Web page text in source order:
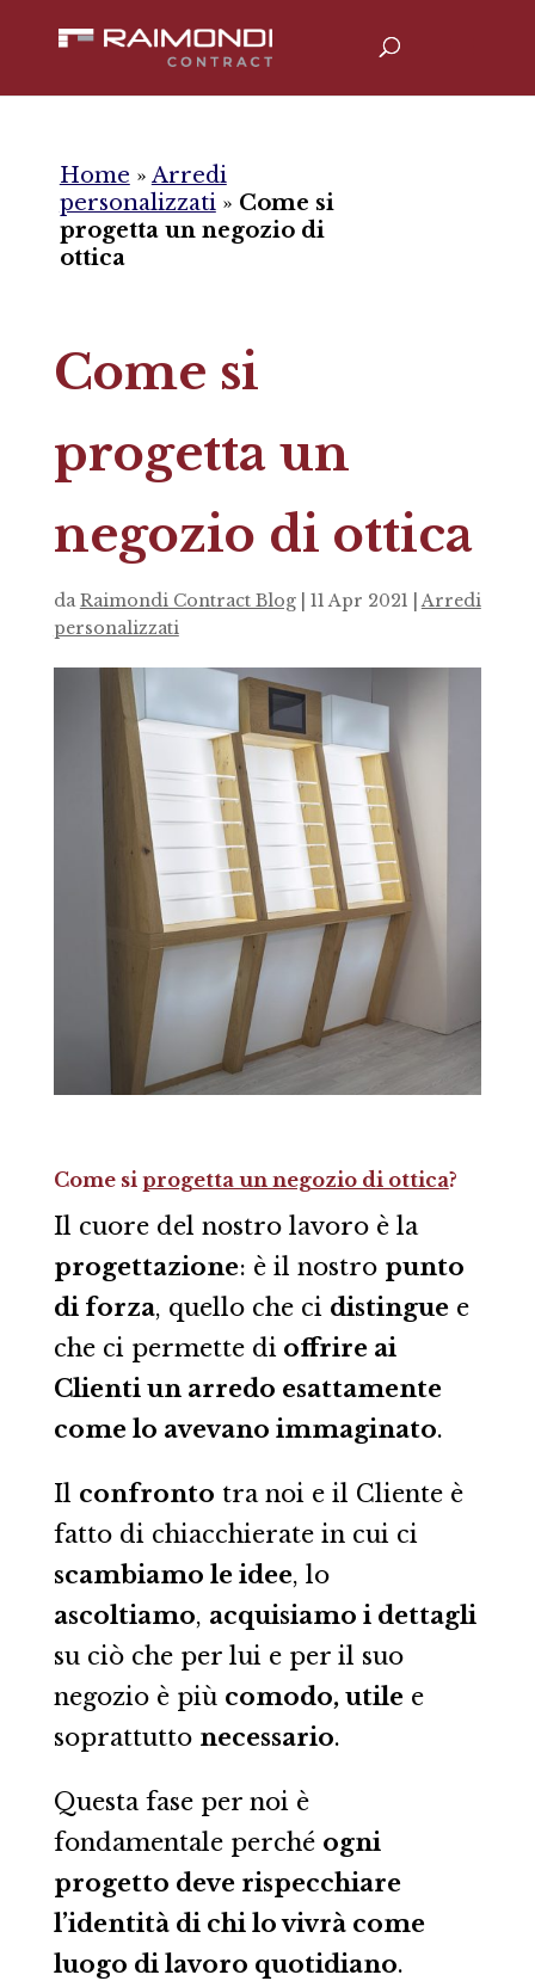
Home » Arredi
personalizzati» Come si
progetta un negozio di
ottica
Come si
progetta un
negozio di ottica
daRaimondi Contract Blog| 11 Apr 2021 |Arredi
personalizzati
Come si progetta un negozio di ottica?
Il cuore del nostro lavoro è la
progettazione: è il nostro punto
di forza, quello che ci distinguee
che ci permette dioffrire ai
Clienti un arredo esattamente
come lo avevano immaginato.
Il confronto tra noi e il Cliente è
fatto di chiacchierate in cui ci
scambiamo le idee, lo
ascoltiamo, acquisiamo i dettagli
su ciò che per lui e per il suo
negozio è più comodo, utilee
soprattutto necessario.
Questa fase per noi è
fondamentale perché ogni
progetto deve rispecchiare
l’identità di chi lo vivrà come
luogo di lavoro quotidiano.